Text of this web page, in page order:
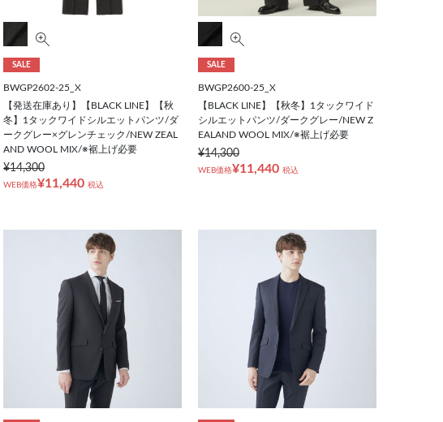
SALE
BWGP2602-25_X
【発送在庫あり】【BLACK LINE】【秋
冬】1タックワイドシルエットパンツ/ダ
ークグレー×グレンチェック/NEW ZEAL
AND WOOL MIX/※裾上げ必要
¥14,300
WEB価格¥11,440 税込
SALE
BWGP2600-25_X
【BLACK LINE】【秋冬】1タックワイド
シルエットパンツ/ダークグレー/NEW Z
EALAND WOOL MIX/※裾上げ必要
¥14,300
WEB価格¥11,440 税込